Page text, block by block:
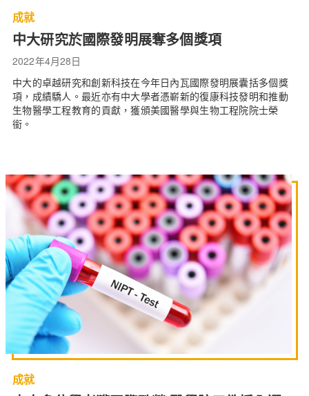
成就
中大研究於國際發明展奪多個獎項
2022年4月28日
中大的卓越研究和創新科技在今年日內瓦國際發明展囊括多個獎
項，成績驕人。最近亦有中大學者憑嶄新的復康科技發明和推動
生物醫學工程教育的貢獻，獲頒美國醫學與生物工程院院士榮
銜。
成就